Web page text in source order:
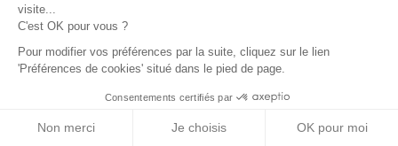
visite...
C'est OK pour vous ?
Pour modifier vos préférences par la suite, cliquez sur le lien
'Préférences de cookies' situé dans le pied de page.
Consentements certifiés par
Non merci Je choisis OK pour moi